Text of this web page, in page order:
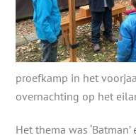
proefkamp in het
overnachting op het
Het thema was